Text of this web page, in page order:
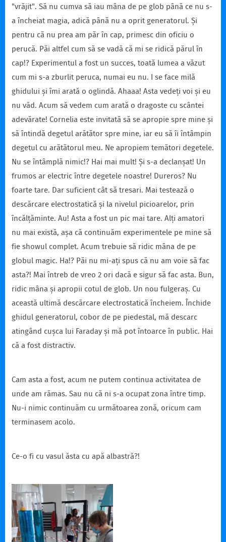
"vrăjit". Să nu cumva să iau mâna de pe glob până ce nu s-
a încheiat magia, adică până nu a oprit generatorul. Și
pentru că nu prea am păr în cap, primesc din oficiu o
perucă. Păi altfel cum să se vadă că mi se ridică părul în
cap!? Experimentul a fost un succes, toată lumea a văzut
cum mi s-a zburlit peruca, numai eu nu. I se face milă
ghidului și îmi arată o oglindă. Ahaaa! Asta vedeți voi și eu
nu văd. Acum să vedem cum arată o dragoste cu scântei
adevărate! Cornelia este invitată să se apropie spre mine și
să întindă degetul arătător spre mine, iar eu să îi întâmpin
degetul cu arătătorul meu. Ne apropiem temători degetele.
Nu se întâmplă nimic!? Hai mai mult! Și s-a declanșat! Un
frumos ar electric între degetele noastre! Dureros? Nu
foarte tare. Dar suficient cât să tresari. Mai testează o
descărcare electrostatică și la nivelul picioarelor, prin
încălțăminte. Au! Asta a fost un pic mai tare. Alți amatori
nu mai există, așa că continuăm experimentele pe mine să
fie showul complet. Acum trebuie să ridic mâna de pe
globul magic. Ha!? Păi nu mi-ați spus că nu am voie să fac
asta?! Mai întreb de vreo 2 ori dacă e sigur să fac asta. Bun,
ridic mâna și apropii cotul de glob. Un nou fulgeraș. Cu
această ultimă descărcare electrostatică încheiem. Închide
ghidul generatorul, cobor de pe piedestal, mă descarc
atingând cușca lui Faraday și mă pot întoarce în public. Hai
că a fost distractiv.
Cam asta a fost, acum ne putem continua activitatea de
unde am rămas. Sau nu că ni s-a ocupat zona între timp.
Nu-i nimic continuăm cu următoarea zonă, oricum cam
terminasem acolo.
Ce-o fi cu vasul ăsta cu apă albastră?!